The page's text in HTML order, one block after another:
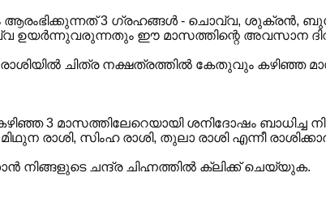
ആരംഭിക്കുന്നത് 3 ഗ്രഹങ്ങൾ - ചൊവ്വ, ശുക്രൻ,
ഉയർന്നുവരുന്നതും ഈ മാസത്തിന്റെ അവസാന
ചിത്ര നക്ഷത്രത്തിൽ കേതുവും കഴിഞ്ഞ
3 മാസത്തിലേറെയായി ശനിദോഷം ബാധിച്ച
സിംഹ രാശി, തുലാ രാശി എന്നീ
നിങ്ങളുടെ ചന്ദ്ര ചിഹ്നത്തിൽ ക്ലിക്ക് ചെയ്യുക.